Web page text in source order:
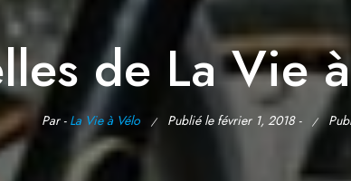
de La Vie
Par - La Vie à Vélo Publié le février 1, 2018-